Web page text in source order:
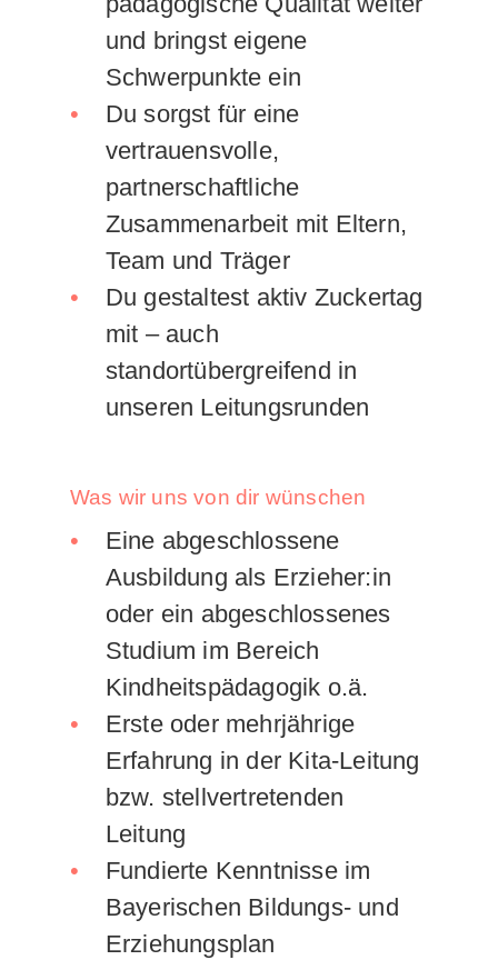
und bringst eigene
Schwerpunkte ein
Du sorgst für eine
vertrauensvolle,
partnerschaftliche
Zusammenarbeit mit Eltern,
Team und Träger
Du gestaltest aktiv Zuckertag
mit – auch
standortübergreifend in
unseren Leitungsrunden
Was wir uns von dir wünschen
Eine abgeschlossene
Ausbildung als Erzieher:in
oder ein abgeschlossenes
Studium im Bereich
Kindheitspädagogik o.ä.
Erste oder mehrjährige
Erfahrung in der Kita-Leitung
bzw. stellvertretenden
Leitung
Fundierte Kenntnisse im
Bayerischen Bildungs- und
Erziehungsplan